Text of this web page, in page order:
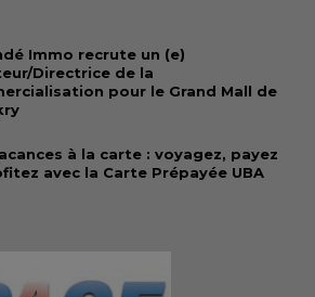
Immo recrute un (e)
Directrice de la
pour le Grand Mall de
à la carte : voyagez, payez
avec la Carte Prépayée UBA